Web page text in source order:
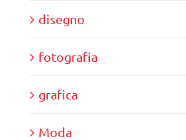
disegno
fotografia
grafica
Moda